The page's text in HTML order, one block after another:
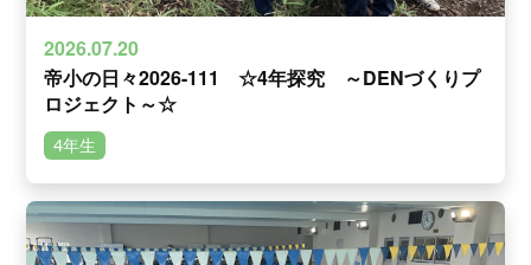
2026.07.20
帝小の日々2026-111 ☆4年探究 ～DENづくりプ
ロジェクト～☆
4年生